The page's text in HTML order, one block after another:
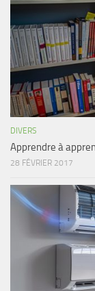
DIVERS
Apprendre à
28 FÉVRIER 2017